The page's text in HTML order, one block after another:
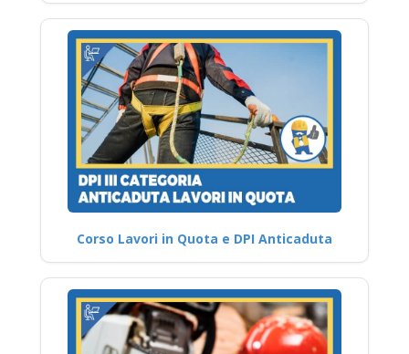
Corso Lavori in Quota e DPI Anticaduta